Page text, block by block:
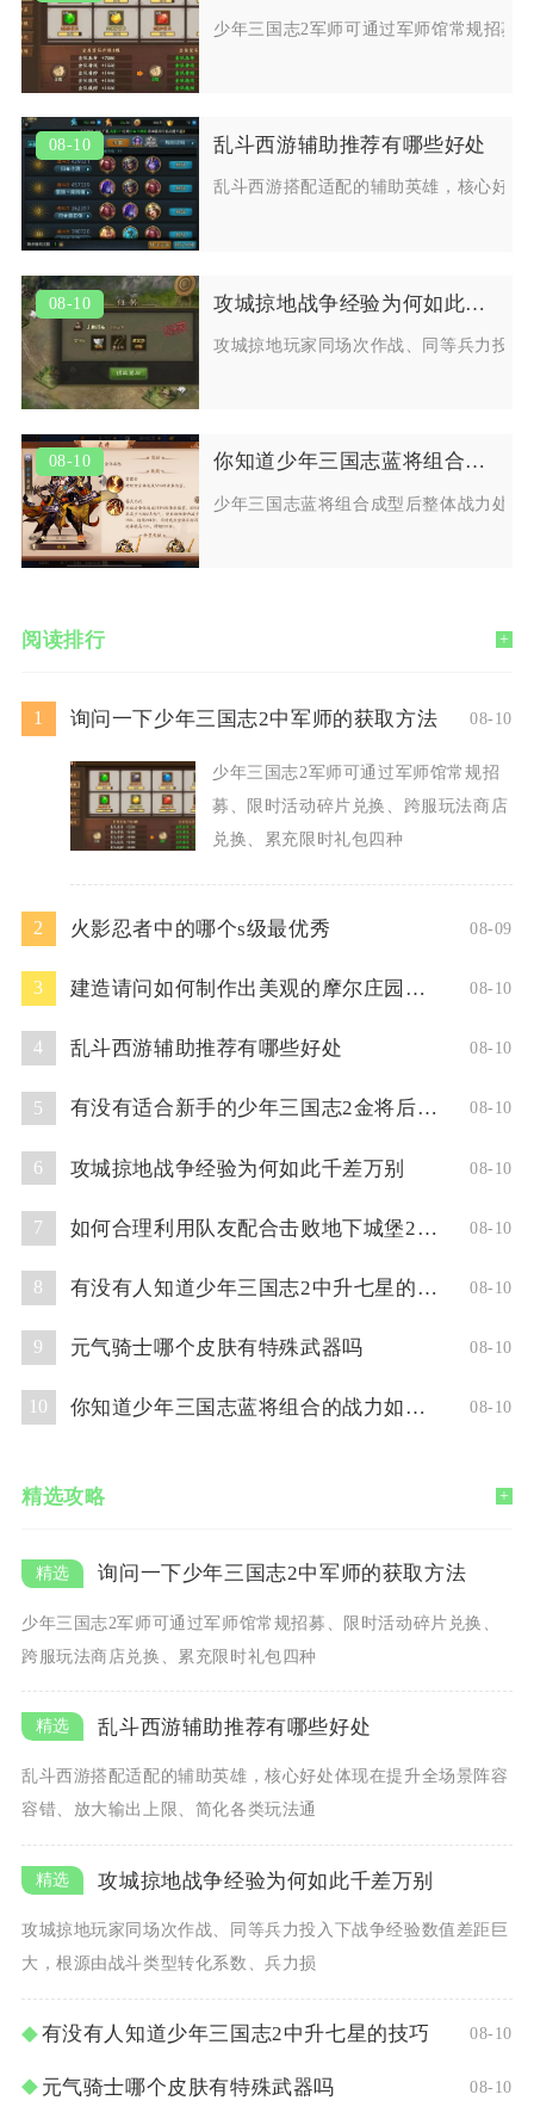
少年三国志2军师可通过军师馆常规招募
08-10 乱斗西游辅助推荐有哪些好处
乱斗西游搭配适配的辅助英雄，核心好
08-10 攻城掠地战争经验为何如此千差万别
攻城掠地玩家同场次作战、同等兵力投
08-10 你知道少年三国志蓝将组合的战力如何吗
少年三国志蓝将组合成型后整体战力处
阅读排行 +
1 询问一下少年三国志2中军师的获取方法 08-10
少年三国志2军师可通过军师馆常规招
募、限时活动碎片兑换、跨服玩法商店
兑换、累充限时礼包四种
2 火影忍者中的哪个s级最优秀 08-09
3 建造请问如何制作出美观的摩尔庄园标牌 08-10
4 乱斗西游辅助推荐有哪些好处 08-10
5 有没有适合新手的少年三国志2金将后期阵容推荐 08-10
6 攻城掠地战争经验为何如此千差万别 08-10
7 如何合理利用队友配合击败地下城堡2图三教皇 08-10
8 有没有人知道少年三国志2中升七星的技巧 08-10
9 元气骑士哪个皮肤有特殊武器吗 08-10
10 你知道少年三国志蓝将组合的战力如何吗 08-10
精选攻略 +
询问一下少年三国志2中军师的获取方法
少年三国志2军师可通过军师馆常规招募、限时活动碎片兑换、
跨服玩法商店兑换、累充限时礼包四种
乱斗西游辅助推荐有哪些好处
乱斗西游搭配适配的辅助英雄，核心好处体现在提升全场景阵容
容错、放大输出上限、简化各类玩法通
攻城掠地战争经验为何如此千差万别
攻城掠地玩家同场次作战、同等兵力投入下战争经验数值差距巨
大，根源由战斗类型转化系数、兵力损
有没有人知道少年三国志2中升七星的技巧 08-10
元气骑士哪个皮肤有特殊武器吗 08-10